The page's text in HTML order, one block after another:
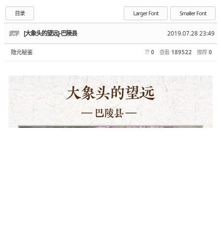
目录 Larger Font Smaller Font
武学 2019.07.28 23:49
[大象头的望远]-巴陵县
隐元秘鉴 ?? 0 查看 189522 推荐 0